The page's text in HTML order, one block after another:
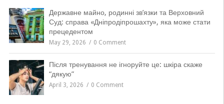
Державне майно, родинні зв’язки та Верховний
Суд: справа «Дніпродіпрошахту», яка може стати
прецедентом
May 29, 2026 0 Comment
Після тренування не ігноруйте це: шкіра скаже
“дякую”
April 3, 2026 0 Comment